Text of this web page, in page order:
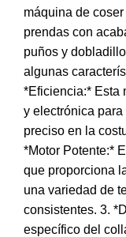
máquina de
prendas con
puños y
algunas
*Eficiencia:* Esta
y electrónica
preciso en la
*Motor Potente:*
que proporciona
una variedad de
consistentes. 3.
específico del